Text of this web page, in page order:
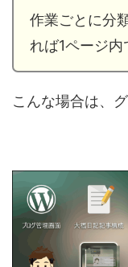
作業ごとに分
れば1ページ内
こんな場合は、